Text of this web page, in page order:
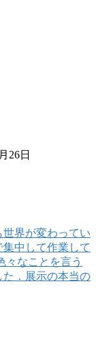
26日
界が変わってい
中して作業して
々なことを言う
．展示の本当の